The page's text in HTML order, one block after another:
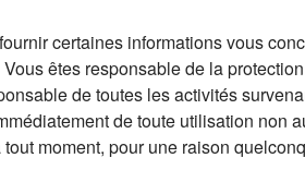
certaines informations vous
êtes responsable de la
de toutes les activités
de toute utilisation non
moment, pour une raison